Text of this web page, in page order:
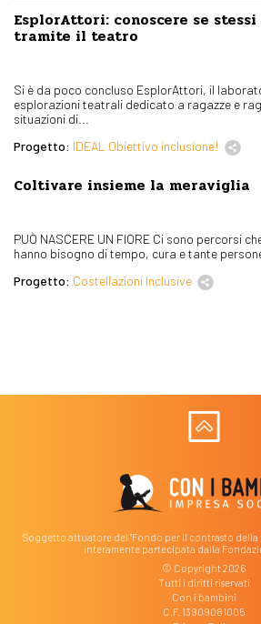
EsplorAttori: conoscere se
tramite il teatro
Si è da poco concluso EsplorAttori, il
esplorazioni teatrali dedicato a ragazze e
situazioni di...
Progetto: IDEAL Obiettivo inclusione!
Coltivare insieme la meraviglia
PUÒ NASCERE UN FIORE Ci sono percorsi
hanno bisogno di tempo, cura e tante persone
Progetto: Costellazioni Inclusive
Soggetto attuatore del "Fondo per il contrasto
interamente partecipata dalla
© Copyright 2026
Tutti i diritti riservati
Con i bambini
C.F. 13909081005